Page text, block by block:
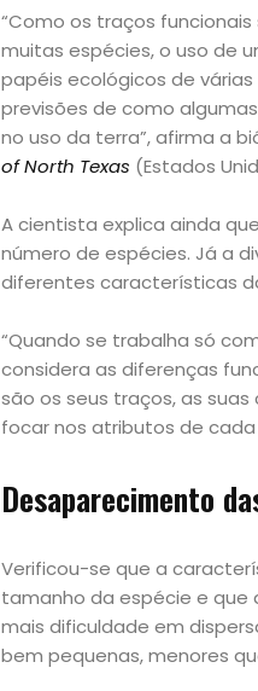
e
Decoração
Exclusiva
Homem
Mães
&
Filhos
Notícias
Opinião
Pets
Receitas
“Como os traços
muitas espécies, o uso de
papéis ecológicos de
previsões de como
no uso da terra”, afirma a
of North Texas (Estados
A cientista explica ainda
número de espécies. Já a
diferentes características
“Quando se trabalha só
considera as diferenças
são os seus traços, as
focar nos atributos de
Desaparecimento
Verificou-se que a
tamanho da espécie e que
mais dificuldade em
bem pequenas, menores